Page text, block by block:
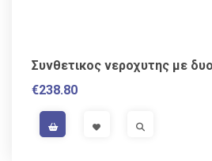
Συνθετικος νεροχυτης με
€238.80
VISIT LINKVISIT LINK